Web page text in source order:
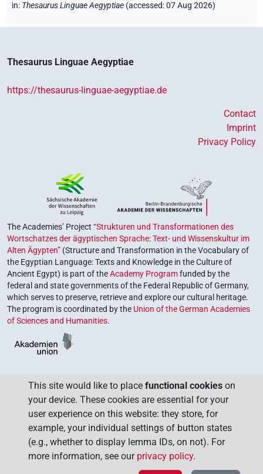
in: Thesaurus Linguae Aegyptiae (accessed:07 Aug 2026)
Thesaurus Linguae Aegyptiae
https://thesaurus-linguae-aegyptiae.de
Contact
Imprint
Privacy Policy
The Academies’ Project “Strukturen und Transformationen des
Wortschatzes der ägyptischen Sprache: Text- und Wissenskultur im
Alten Ägypten” (Structure and Transformation in the Vocabulary of
the Egyptian Language: Texts and Knowledge in the Culture of
Ancient Egypt) is part of theAcademy Programfunded by the
federal and state governments of the Federal Republic of Germany,
which serves to preserve, retrieve and explore our cultural heritage.
The program is coordinated by the Union of the German Academies
of Sciences and Humanities.
This site would like to place functional cookies on
your device. These cookies are essential for your
user experience on this website: they store, for
example, your individual settings of button states
(e.g., whether to display lemma IDs, on not). For
more information, see our privacy policy.